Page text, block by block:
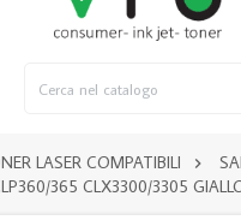
LASER COMPATIBILI 
365 CLX3300/3305